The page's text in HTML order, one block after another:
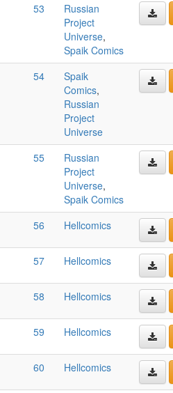
53
Russian
Project
Universe,
Spaik Comics
54
Spaik
Comics,
Russian
Project
Universe
55
Russian
Project
Universe,
Spaik Comics
56
Hellcomics
57 Hellcomics
58 Hellcomics
59 Hellcomics
60 Hellcomics